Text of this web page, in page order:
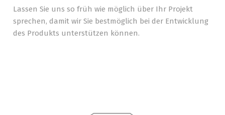
Lassen Sie uns so früh wie möglich über Ihr Projekt
sprechen, damit wir Sie bestmöglich bei der Entwicklung
des Produkts unterstützen können.